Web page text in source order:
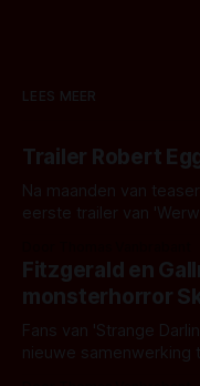
LEES MEER
Trailer Robert
Na maanden van
eerste trailer van
kille stijl vol folklore en
het het al raden?)...
Fitzgerald en
monsterhorror
Fans van 'Strange
nieuwe samenwerking